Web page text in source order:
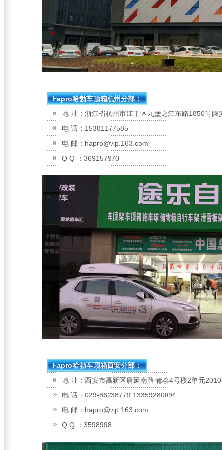
Hapro哈勃车顶箱杭州分部：
地 址：浙江省杭州市江干区九堡之江东路1850号圆
电 话：15381177585
电 邮：hapro@vip.163.com
Q Q ：369157970
Hapro哈勃车顶箱西安分部：
地 址：西安市高新区唐延南路i都会4号楼2单元
电 话：029-86238779.13359280094
电 邮：hapro@vip.163.com
Q Q ：3598998